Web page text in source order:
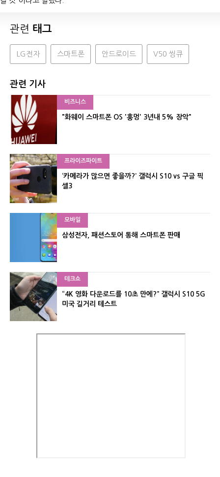
관련 태그
LG전자 스마트폰 안드로이드 V50 씽큐
관련 기사
비즈니스
"화웨이 스마트폰 OS '훙멍' 3년내 5% 장악"
프라이즈파이트
‘카메라가 많으면 좋을까?’ 갤럭시 S10 vs 구글 픽
셀3
모바일
삼성전자, 패션스토어 통해 스마트폰 판매
테크쇼
“4K 영화 다운로드를 10초 만에?” 갤럭시 S10 5G
미국 길거리 테스트